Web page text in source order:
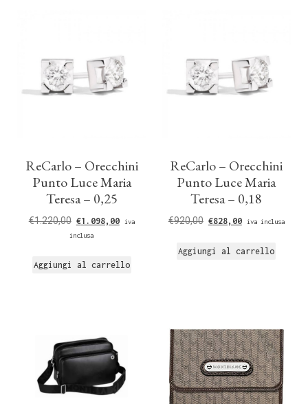
ReCarlo – Orecchini
Punto Luce Maria
Teresa – 0,25
€1.220,00 €1.098,00
iva
inclusa
Aggiungi al carrello
ReCarlo – Orecchini
Punto Luce Maria
Teresa – 0,18
€920,00 €828,00 iva inclusa
Aggiungi al carrello